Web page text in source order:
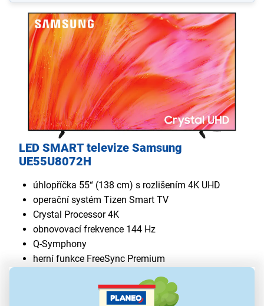
LED SMART televize Samsung
UE55U8072H
úhlopříčka 55“ (138 cm) s rozlišením 4K UHD
operační systém Tizen Smart TV
Crystal Processor 4K
obnovovací frekvence 144 Hz
Q-Symphony
herní funkce FreeSync Premium